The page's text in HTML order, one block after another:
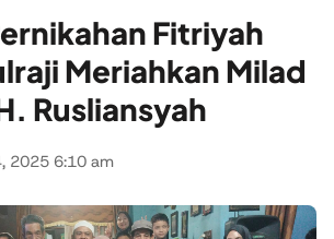
Fitriyah
Meriahkan Milad
Rusliansyah
2025 6:10 am